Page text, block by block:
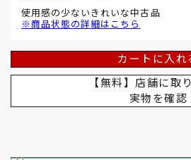
使用感の少ないきれいな中古品
※商品状態の詳細はこちら
カートに入れ
【無料】店舗に取
実物を確認